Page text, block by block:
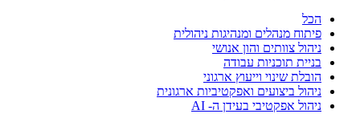
הכל
פיתוח מנהלים ומנהיגות ניהולית
ניהול צוותים והון אנושי
בניית תוכניות עבודה
הובלת שינוי וייעוץ ארגוני
ניהול ביצועים ואפקטיביות ארגונית
ניהול אפקטיבי בעידן ה- AI